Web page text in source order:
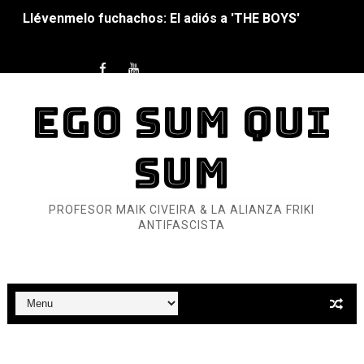
Mario: La epopeya del fontanero - Parte II
Mario: La epopeya del fontanero - Parte I
Pequeña Filmoteca Antifascista
Que no nos aplaste el Talón de Hierro
Pokémon: La película existencialista
Un año para sobrevivir al mundo: Dos mil tíjiri cinco
¿Estamos soñando con ovejas eléctricas?
EGO SUM QUI
SUM
PROFESOR MAIK CIVEIRA & LA ALIANZA FRIKI
ANTIFASCISTA